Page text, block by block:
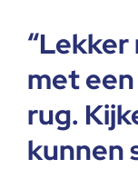
“Lek­ker
met
rug.
kun­nen